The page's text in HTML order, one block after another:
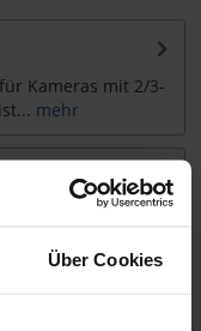
Über Cookies
Kameras mit 2/3-
mehr